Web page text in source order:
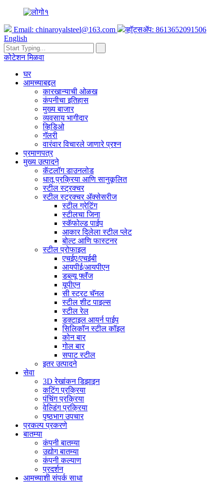
Email: chinaroyalsteel@163.com
व्हॉट्सॲप: 8613652091506
English
कोटेशन मिळवा
घर
आमच्याबद्दल
कारखान्याची ओळख
कंपनीचा इतिहास
मुख्य बाजार
व्यवसाय भागीदार
व्हिडिओ
गॅलरी
वारंवार विचारले जाणारे प्रश्न
प्रमाणपत्र
मुख्य उत्पादने
कॅटलॉग डाउनलोड
धातू प्रक्रिया आणि सानुकूलित
स्टील स्ट्रक्चर
स्टील स्ट्रक्चर ॲक्सेसरीज
स्टील ग्रेटिंग
स्टीलचा जिना
स्कॅफोल्ड पाईप
आकार दिलेला स्टील प्लेट
बोल्ट आणि फास्टनर
स्टील प्रोफाइल
एचईए/एचईबी
आयपीई/आयपीएन
डब्ल्यू फ्लॅंज
यूपीएन
सी स्ट्रट चॅनल
स्टील शीट पाइल्स
स्टील रेल
डक्टाइल आयर्न पाईप
सिलिकॉन स्टील कॉइल
कोन बार
गोल बार
सपाट स्टील
इतर उत्पादने
सेवा
3D रेखांकन डिझाइन
कटिंग प्रक्रिया
पंचिंग प्रक्रिया
वेल्डिंग प्रक्रिया
पृष्ठभाग उपचार
प्रकल्प प्रकरणे
बातम्या
कंपनी बातम्या
उद्योग बातम्या
कंपनी कल्याण
प्रदर्शन
आमच्याशी संपर्क साधा